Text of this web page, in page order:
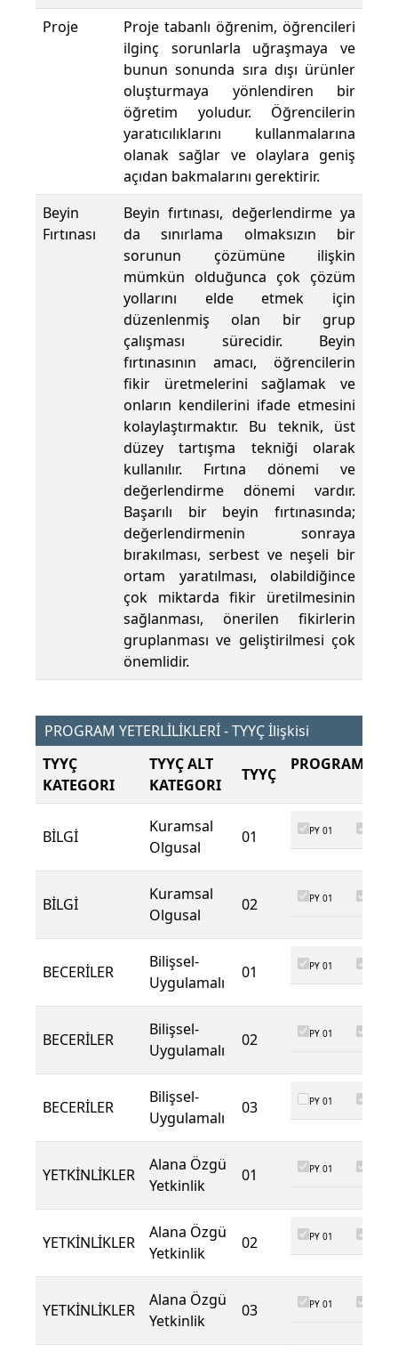
Proje
Proje tabanlı öğrenim, öğrencileri
ilginç sorunlarla uğraşmaya ve
bunun sonunda sıra dışı ürünler
oluşturmaya yönlendiren bir
öğretim yoludur. Öğrencilerin
yaratıcılıklarını kullanmalarına
olanak sağlar ve olaylara geniş
açıdan bakmalarını gerektirir.
Beyin
Fırtınası
Beyin fırtınası, değerlendirme ya
da sınırlama olmaksızın bir
sorunun çözümüne ilişkin
mümkün olduğunca çok çözüm
yollarını elde etmek için
düzenlenmiş olan bir grup
çalışması sürecidir. Beyin
fırtınasının amacı, öğrencilerin
fikir üretmelerini sağlamak ve
onların kendilerini ifade etmesini
kolaylaştırmaktır. Bu teknik, üst
düzey tartışma tekniği olarak
kullanılır. Fırtına dönemi ve
değerlendirme dönemi vardır.
Başarılı bir beyin fırtınasında;
değerlendirmenin sonraya
bırakılması, serbest ve neşeli bir
ortam yaratılması, olabildiğince
çok miktarda fikir üretilmesinin
sağlanması, önerilen fikirlerin
gruplanması ve geliştirilmesi çok
önemlidir.
PROGRAM YETERLİLİKLERİ - TYYÇ İlişkisi
TYYÇ
KATEGORI
TYYÇ ALT
KATEGORI
TYYÇ
PROGRAM
BİLGİ
Kuramsal
Olgusal
01 PY 01
BİLGİ
Kuramsal
Olgusal
02 PY 01
BECERİLER
Bilişsel-
Uygulamalı
01 PY 01
BECERİLER
Bilişsel-
Uygulamalı
02 PY 01
BECERİLER
Bilişsel-
Uygulamalı
03 PY 01
YETKİNLİKLER
Alana Özgü
Yetkinlik
01 PY 01
YETKİNLİKLER
Alana Özgü
Yetkinlik
02 PY 01
YETKİNLİKLER
Alana Özgü
Yetkinlik
03 PY 01